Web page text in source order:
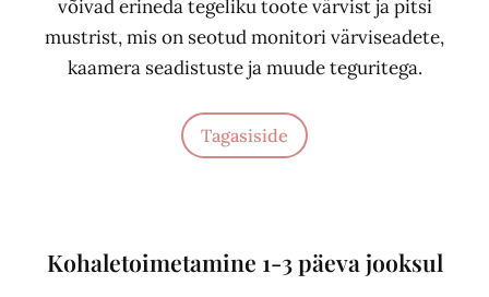
võivad erineda tegeliku toote värvist ja pitsi
mustrist, mis on seotud monitori värviseadete,
kaamera seadistuste ja muude teguritega.
Tagasiside
Kohaletoimetamine 1-3 päeva jooksul